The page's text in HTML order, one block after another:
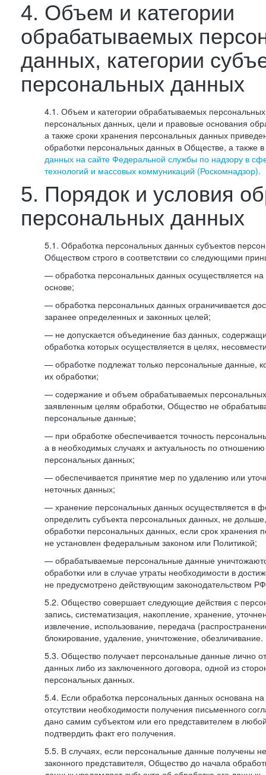
4. Объем и категории
обрабатываемых
данных, категории
персональных данных
4.1. Объем и категории обрабатываемых персональных
персональных данных, цели и правовые основания
а также сроки хранения персональных данных
обработки персональных данных в Обществе, а также в
данных на сайте Федеральной службы по надзору в
технологий и массовых коммуникаций (Роскомнадзор).
5. Порядок и условия
персональных данных
5.1. Обработка персональных данных субъектов
Обществом строго в соответствии со следующими
— обработка персональных данных осуществляется на
основе;
— обработка персональных данных ограничивается
заранее определенных и законных целей;
— не допускается объединение баз данных,
обработка которых осуществляется в целях,
— обработке подлежат только персональные данные,
их обработки;
— содержание и объем обрабатываемых персональных
заявленным целям обработки, Общество не
персональные данные;
— при обработке обеспечивается точность
а в необходимых случаях и актуальность по
персональных данных;
— обеспечивается принятие мер по удалению или
неточных данных;
— хранение персональных данных осуществляется в
определить субъекта персональных данных, не
обработки персональных данных, если срок хранения
не установлен федеральным законом или Политикой;
— обрабатываемые персональные данные
обработки или в случае утраты необходимости в
не предусмотрено действующим законодательством
5.2. Общество совершает следующие действия с
запись, систематизация, накопление, хранение,
извлечение, использование, передача
блокирование, удаление, уничтожение, обезличивание.
5.3. Общество получает персональные данные лично
данных либо из заключенного договора, одной из
персональных данных.
5.4. Если обработка персональных данных основана на
отсутствии необходимости получения письменного
дано самим субъектом или его представителем в
подтвердить факт его получения.
5.5. В случаях, если персональные данные получены
законного представителя, Общество до начала